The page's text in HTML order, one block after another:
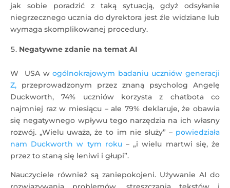
jak sobie poradzić z taką sytuacją, gdyż odsyłanie
niegrzecznego ucznia do dyrektora jest źle widziane lub
wymaga skomplikowanej procedury.
Negatywne zdanie na temat AI
W USA wogólnokrajowym badaniu uczniów generacji
Z, przeprowadzonym przez znaną psycholog Angelę
Duckworth, 74% uczniów korzysta z chatbota co
najmniej raz w miesiącu – ale 79% deklaruje, że obawia
się negatywnego wpływu tego narzędzia na ich własny
rozwój. „Wielu uważa, że ​​to im nie służy” – powiedziała
nam Duckworth w tym roku– „i wielu martwi się, że
przez to staną się leniwi i głupi”.
Nauczyciele również są zaniepokojeni. Używanie AI do